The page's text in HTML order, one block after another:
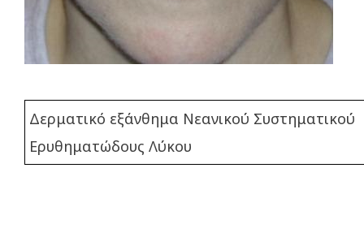
Δερματικό εξάνθημα Νεανικού Συστηματικού
Ερυθηματώδους Λύκου